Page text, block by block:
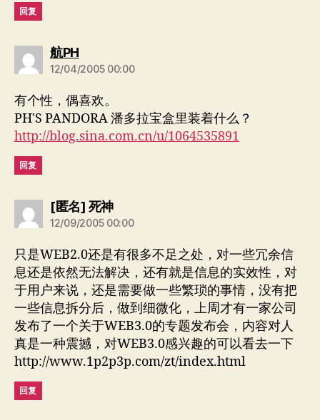
回复
航PH说：
12/04/2005 00:00
有个性，偶喜欢。
PH'S PANDORA 潘多拉宝盒里装着什么？
http://blog.sina.com.cn/u/1064535891
回复
[匿名] 死神说：
12/09/2005 00:00
只是WEB2.0还是有很多不足之处，对一些冗余信
息还是依然无法解决，还有就是信息的实效性，对
于用户来说，还是需要做一些繁琐的事情，没有把
一些信息拆分后，做到细微化，上周才有一家公司
发布了一个关于WEB3.0的专题发布会，内容对人
真是一种震撼，对WEB3.0感兴趣的可以看去一下
http://www.1p2p3p.com/zt/index.html
回复